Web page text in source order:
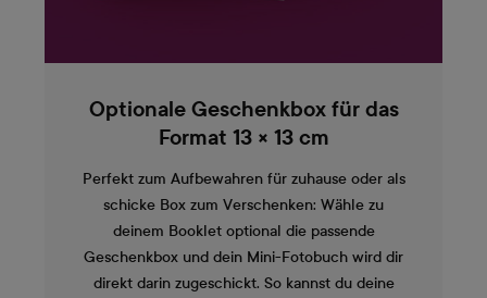
Optionale Geschenkbox für das
Format 13 × 13 cm
Perfekt zum Aufbewahren für zuhause oder als
schicke Box zum Verschenken: Wähle zu
deinem Booklet optional die passende
Geschenkbox und dein Mini-Fotobuch wird dir
direkt darin zugeschickt. So kannst du deine